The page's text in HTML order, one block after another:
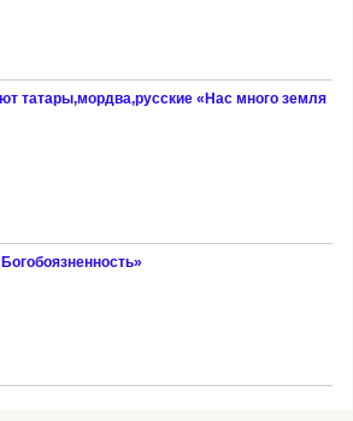
татары,мордва,русские «Нас много земля